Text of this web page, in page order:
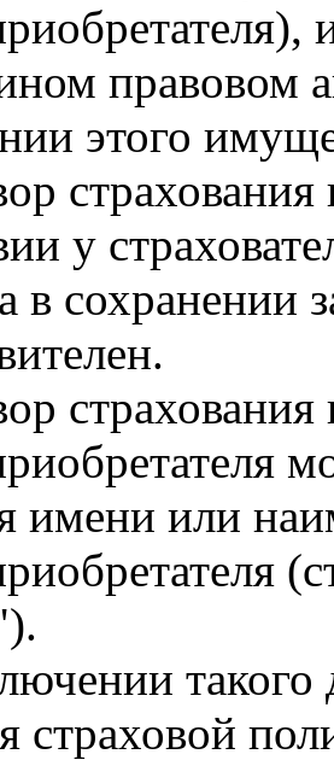
правовом
этого
у
в сохранении
имени или
такого
страховой